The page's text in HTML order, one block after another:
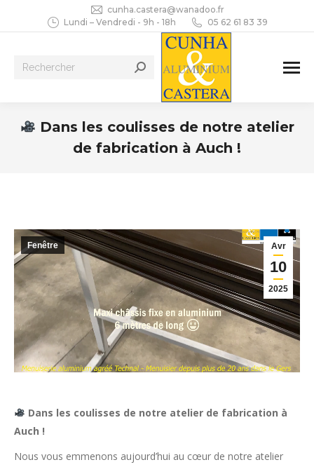
cunha.castera@wanadoo.fr
Lundi – Vendredi - 9h - 18h
05 62 61 83 39
Recherche
Dans les coulisses de notre atelier
de fabrication à Auch !
Avr
10
2025
Fenêtre
Dans les coulisses de notre atelier de fabrication à
Auch !
Nous vous emmenons aujourd’hui au cœur de notre atelier